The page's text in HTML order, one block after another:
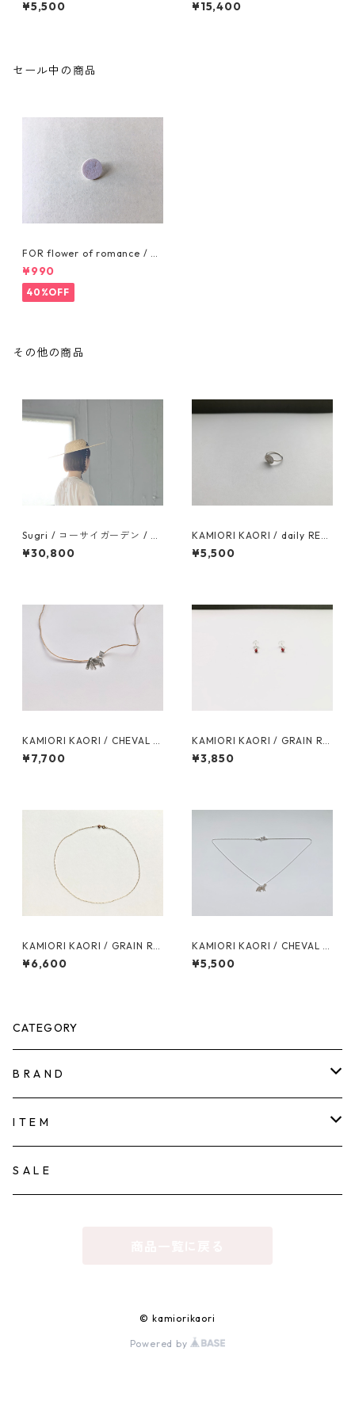
¥5,500 ¥15,400
セール中の商品
FOR flower of romance / PI
N BADGE
¥990
40%OFF
その他の商品
Sugri / コーサイガーデン / 水
玉ネイビー
¥30,800
KAMIORI KAORI / daily REF
28 RING
¥5,500
KAMIORI KAORI / CHEVAL R
EF4 necklace
¥7,700
KAMIORI KAORI / GRAIN RE
F15 PIERCES
¥3,850
KAMIORI KAORI / GRAIN RE
F58 NECKLACE
¥6,600
KAMIORI KAORI / CHEVAL R
EF2 necklace
¥5,500
CATEGORY
B R A N D
KAMIORI KAORI
TOWAVASE
I T E M
ACCESSORY
S A L E
© kamiorikaori
Powered by